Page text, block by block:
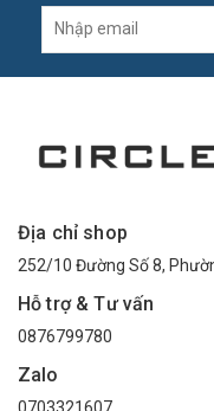
Địa chỉ shop
252/10 Đường Số 8,
Hỗ trợ & Tư vấn
0876799780
Zalo
0703321607